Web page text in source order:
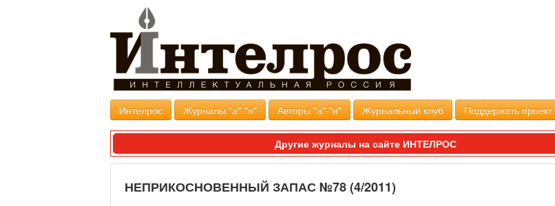
Интелрос Журналы "а"-"я" Авторы "а"-"я" Журнальный клуб Поддержать проект
Другие журналы на сайте ИНТЕЛРОС
НЕПРИКОСНОВЕННЫЙ ЗАПАС №78 (4/2011)